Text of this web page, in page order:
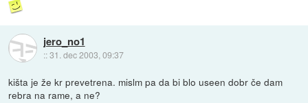
jero_no1
::31. dec 2003, 09:37
kišta je že kr prevetrena. mislm pa da bi blo useen dobr če dam
rebra na rame, a ne?